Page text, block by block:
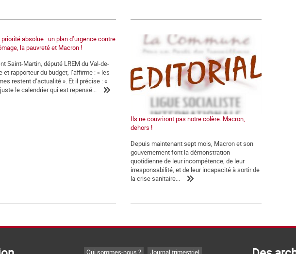
priorité absolue : un plan d’urgence contre
la pauvreté et Macron !
Saint-Martin, député LREM du Val-de-
et rapporteur du budget, l’affirme : « les
restent d’actualité ». Et il précise : «
le calendrier qui est repensé...
Ils ne couvriront pas notre colère. Macron,
dehors !
Depuis maintenant sept mois, Macron et son
gouvernement font la démonstration
quotidienne de leur incompétence, de leur
irresponsabilité, et de leur incapacité à sortir de
la crise sanitaire...
Qui sommes-nous ?
Journal trimestriel